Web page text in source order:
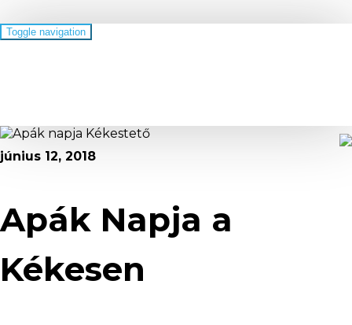
Toggle navigation
június 12, 2018
Apák Napja a
Kékesen